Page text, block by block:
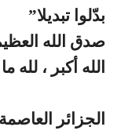
بدّلوا تبديلا”
صدق الله
الله أكبر ،
الجزائر العاصمة، يوم